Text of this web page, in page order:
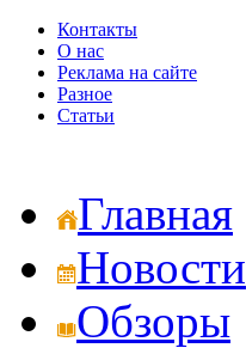
Контакты
О нас
Реклама на сайте
Разное
Статьи
Главная
Новости
Обзоры